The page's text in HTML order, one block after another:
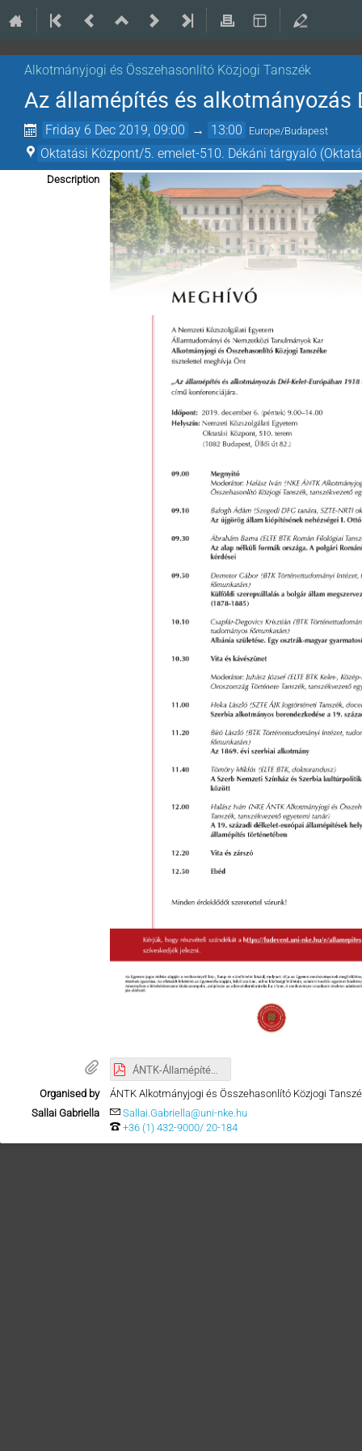
Alkotmányjogi és Összehasonlító Közjogi Tanszék
Az államépítés és alkotmányozás
Friday 6 Dec 2019, 09:00 → 13:00 Europe/Budapest
Oktatási Központ/5. emelet-510. Dékáni tárgyaló
Description
ÁNTK-Államépítés-1918-Európa-meghivo.pdf
Organised by
ÁNTK Alkotmányjogi és Összehasonlító Közjogi
Sallai Gabriella
Sallai.Gabriella@uni-nke.hu
+36 (1) 432-9000/ 20-184